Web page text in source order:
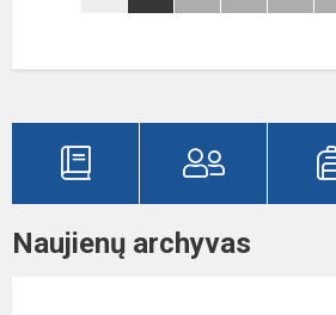
Naujienų archyvas